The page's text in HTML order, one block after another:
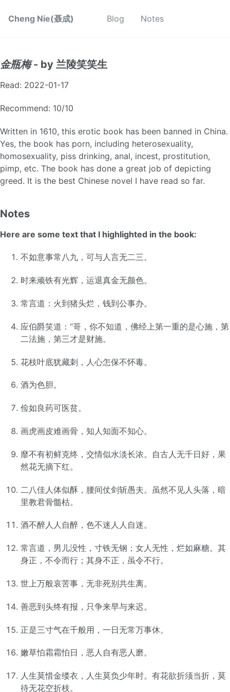
Cheng Nie(聂成) Blog Notes
金瓶梅- by 兰陵笑笑生
Read: 2022-01-17
Recommend: 10/10
Written in 1610, this erotic book has been banned in China.
Yes, the book has porn, including heterosexuality,
homosexuality, piss drinking, anal, incest, prostitution,
pimp, etc. The book has done a great job of depicting
greed. It is the best Chinese novel I have read so far.
Notes
Here are some text that I highlighted in the book:
不如意事常八九，可与人言无二三。
时来顽铁有光辉，运退真金无颜色。
常言道：火到猪头烂，钱到公事办。
应伯爵笑道：“哥，你不知道，佛经上第一重的是心施，第
二法施，第三才是财施。
花枝叶底犹藏刺，人心怎保不怀毒。
酒为色胆。
俭如良药可医贫。
画虎画皮难画骨，知人知面不知心。
靡不有初鲜克终，交情似水淡长浓。自古人无千日好，果
然花无摘下红。
二八佳人体似酥，腰间仗剑斩愚夫。虽然不见人头落，暗
里教君骨髓枯。
酒不醉人人自醉，色不迷人人自迷。
常言道，男儿没性，寸铁无钢；女人无性，烂如麻糖。其
身正，不令而行；其身不正，虽令不行。
世上万般哀苦事，无非死别共生离。
善恶到头终有报，只争来早与来迟。
正是三寸气在千般用，一日无常万事休。
嫩草怕霜霜怕日，恶人自有恶人磨。
人生莫惜金缕衣，人生莫负少年时。有花欲折须当折，莫
待无花空折枝。